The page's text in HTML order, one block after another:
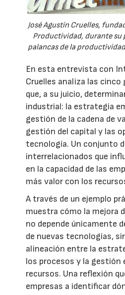
José Agustín Cruelles,
Productividad, durante su
palancas de la
En esta entrevista con
Cruelles analiza las cinco
que, a su juicio,
industrial: la estrategia
gestión de la cadena de
gestión del capital y las
tecnología. Un conjunto
interrelacionados que
en la capacidad de las
más valor con los
A través de un ejemplo
muestra cómo la mejora
no depende únicamente
de nuevas tecnologías,
alineación entre la
los procesos y la gestión
recursos. Una reflexión
empresas a identificar